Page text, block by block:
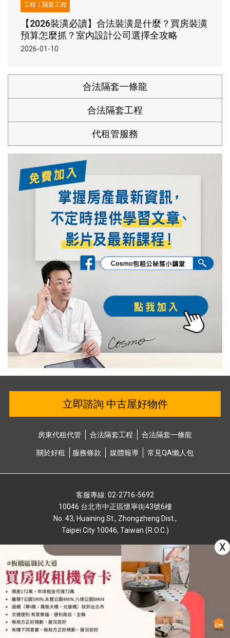
工程｜隔套工程
【2026裝潢必讀】合法裝潢是什麼？買房裝潢
預算怎麼抓？室內設計公司選擇全攻略
2026-01-10
合法隔套一條龍
合法隔套工程
代租管服務
立即諮詢 中古屋好物件
房東代租代管 合法隔套⼯程 合法隔套⼀條龍
關於好租 服務條款 媒體報導 常⾒QA懶⼈包
客服專線: 02-2716-5692
10046 台北市中正區懷寧街43號6樓
No. 43, Huaining St., Zhongzheng Dist.,
Taipei City 10046, Taiwan (R.O.C.)
© 2026 by Rental123 好租⼀⼆三股份有限公司
Website Design & SEO by Foonplay (天辰寰球)
X